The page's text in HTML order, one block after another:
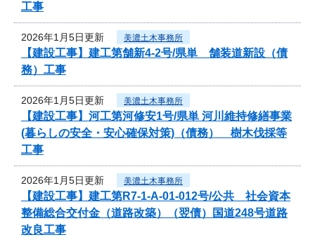
工事
2026年1月5日更新 美濃土木事務所
【建設工事】建工第舗新4-2号/県単 舗装道新設（債
務）工事
2026年1月5日更新 美濃土木事務所
【建設工事】河工第河修安1号/県単 河川維持修繕事業
(暮らしの安全・安心確保対策)（債務） 樹木伐採等
工事
2026年1月5日更新 美濃土木事務所
【建設工事】建工第R7-1-A-01-012号/公共 社会資本
整備総合交付金（道路改築）（翌債）国道248号道路
改良工事